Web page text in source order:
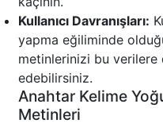
Kullanıcı Davranışları:
yapma eğiliminde
metinlerinizi bu verilere
edebilirsiniz.
Anahtar Kelime
Metinleri